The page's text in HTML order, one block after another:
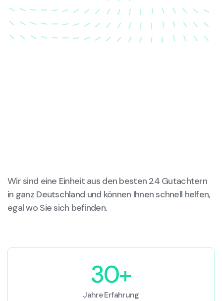
wird.
Wir sind eine Einheit aus den besten 24 Gutachtern
in ganz Deutschland und können Ihnen schnell helfen,
egal wo Sie sich befinden.
30+
Jahre Erfahrung